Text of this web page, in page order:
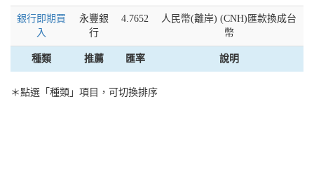
銀行即期買
入
永豐銀
行
4.7652
人民幣(離岸) (CNH)匯款換成台
幣
種類 推薦 匯率 說明
＊點選「種類」項目，可切換排序